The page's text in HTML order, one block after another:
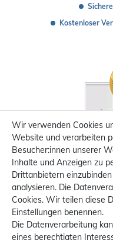
Kostenloser
Wir verwenden Cookies
Website und verarbeiten
Besucher:innen unserer
Inhalte und Anzeigen zu
Drittanbietern
analysieren. Die
Cookies. Wir teilen diese
Einstellungen benennen.
Die Datenverarbeitung
eines berechtigten